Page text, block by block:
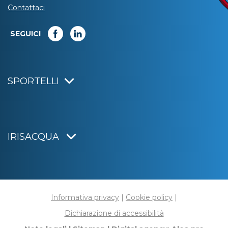
Contattaci
SEGUICI
SPORTELLI
IRISACQUA
Informativa privacy | Cookie policy |
Dichiarazione di accessibilità